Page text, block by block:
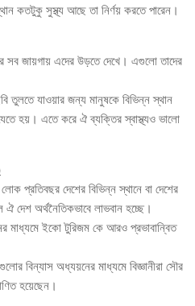
কতটুকু সুস্থ্য আছে তা নির্ণয় করতে পারেন।
সব জায়গায় এদের উড়তে দেখে। এগুলো তাদের
তুলতে যাওয়ার জন্য মানুষকে বিভিন্ন স্থান
যেতে হয়। এতে করে ঐ ব্যক্তির স্বাস্থ্যও ভালো
প্রতিবছর দেশের বিভিন্ন স্থানে বা দেশের
দেশ অর্থনৈতিকভাবে লাভবান হচ্ছে।
মাধ্যমে ইকো টুরিজম কে আরও প্রভাবান্বিত
বিন্যাস অধ্যয়নের মাধ্যমে বিজ্ঞানীরা সৌর
হয়েছেন।